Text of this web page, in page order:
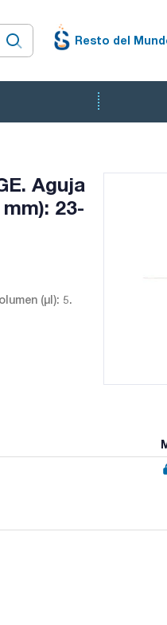
Resto del
Aguja
23-
(µl): 5.